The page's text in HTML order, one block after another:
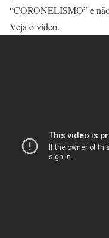
“CORONELISMO” e
Veja o vídeo.